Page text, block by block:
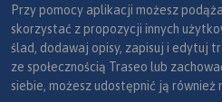
Przy pomocy aplikacji możesz
skorzystać z propozycji innych
ślad, dodawaj opisy, zapisuj i edytuj
ze społecznością Traseo lub
siebie, możesz udostępnić ją również